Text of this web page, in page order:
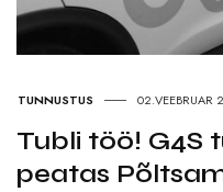
TUNNUSTUS 02.VEEBRUAR
Tubli töö! G4S
peatas